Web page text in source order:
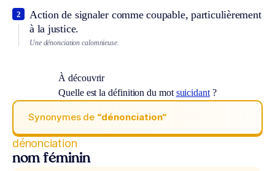
Action de signaler comme coupable, particulièrement
à la justice.
2
Une dénonciation calomnieuse.
À découvrir
Quelle est la définition du mot suicidant?
Synonymes de “dénonciation“
dénonciation
nom féminin